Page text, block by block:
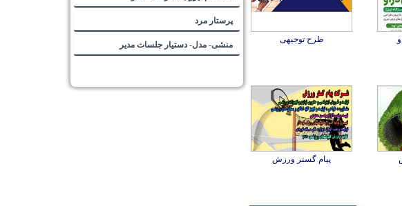
طرح توجیهی
پیام گستر ورزش
پرستار مرد
منشی- مدل- دستیار جلسات مدیر